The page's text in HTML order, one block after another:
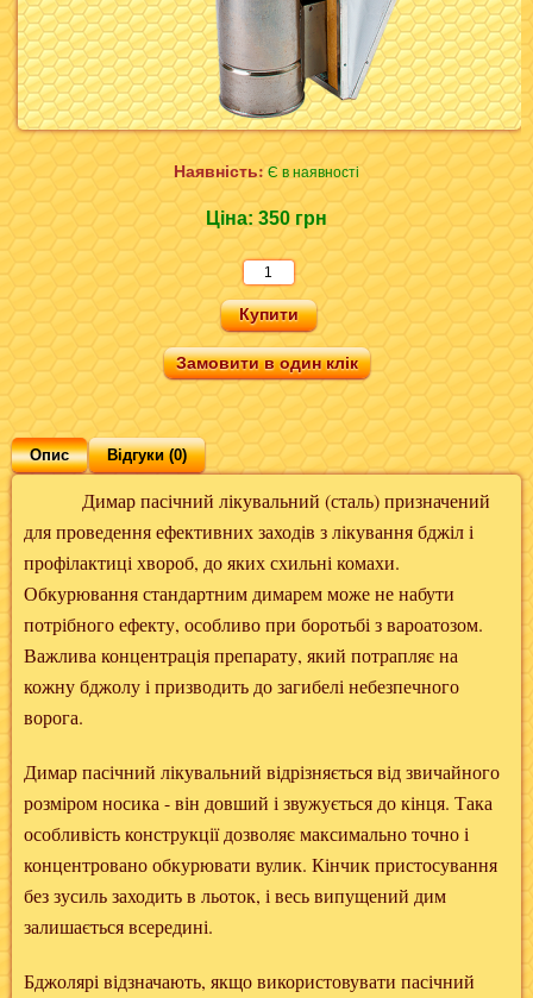
Наявність: Є в наявності
Ціна: 350 грн
Замовити в один клік
Опис Відгуки (0)
Димар пасічний лікувальний (сталь) призначений
для проведення ефективних заходів з лікування бджіл і
профілактиці хвороб, до яких схильні комахи.
Обкурювання стандартним димарем може не набути
потрібного ефекту, особливо при боротьбі з вароатозом.
Важлива концентрація препарату, який потрапляє на
кожну бджолу і призводить до загибелі небезпечного
ворога.
Димар пасічний лікувальний відрізняється від звичайного
розміром носика - він довший і звужується до кінця. Така
особливість конструкції дозволяє максимально точно і
концентровано обкурювати вулик. Кінчик пристосування
без зусиль заходить в льоток, і весь випущений дим
залишається всередині.
Бджолярі відзначають, якщо використовувати пасічний